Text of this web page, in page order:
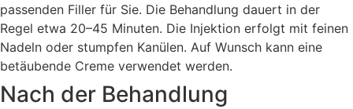
passenden Filler für Sie. Die Behandlung dauert in der
Regel etwa 20–45 Minuten. Die Injektion erfolgt mit feinen
Nadeln oder stumpfen Kanülen. Auf Wunsch kann eine
betäubende Creme verwendet werden.
Nach der Behandlung